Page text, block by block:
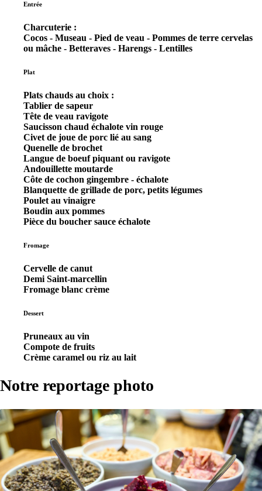
Entrée
Charcuterie :
Cocos - Museau - Pied de veau - Pommes de terre cervelas
ou mâche - Betteraves - Harengs - Lentilles
Plat
Plats chauds au choix :
Tablier de sapeur
Tête de veau ravigote
Saucisson chaud échalote vin rouge
Civet de joue de porc lié au sang
Quenelle de brochet
Langue de boeuf piquant ou ravigote
Andouillette moutarde
Côte de cochon gingembre - échalote
Blanquette de grillade de porc, petits légumes
Poulet au vinaigre
Boudin aux pommes
Pièce du boucher sauce échalote
Fromage
Cervelle de canut
Demi Saint-marcellin
Fromage blanc crème
Dessert
Pruneaux au vin
Compote de fruits
Crème caramel ou riz au lait
Notre reportage photo